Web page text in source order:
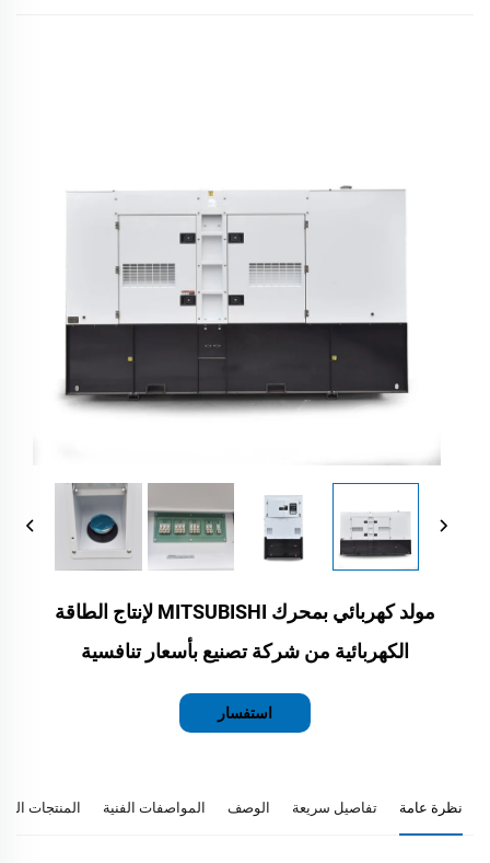
مولد كهربائي بمحرك MITSUBISHI لإنتاج الطاقة
الكهربائية من شركة تصنيع بأسعار تنافسية
استفسار
نظرة عامة تفاصيل سريعة الوصف المواصفات الفنية المنتجات